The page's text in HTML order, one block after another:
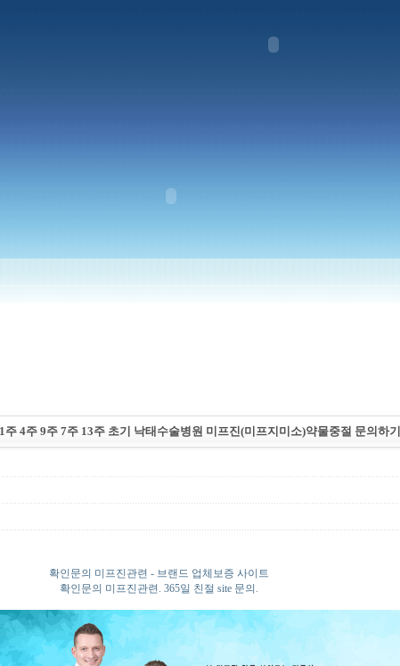
4주 9주 7주 13주 초기 낙태수술병원 미프진(미프지미소)약물중절 문의하
확인문의 미프진관련 - 브랜드 업체보증 사이트
확인문의 미프진관련. 365일 친절 site 문의.